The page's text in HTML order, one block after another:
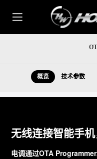
概览 技术参数
无线连接智能手
电调通过OTA